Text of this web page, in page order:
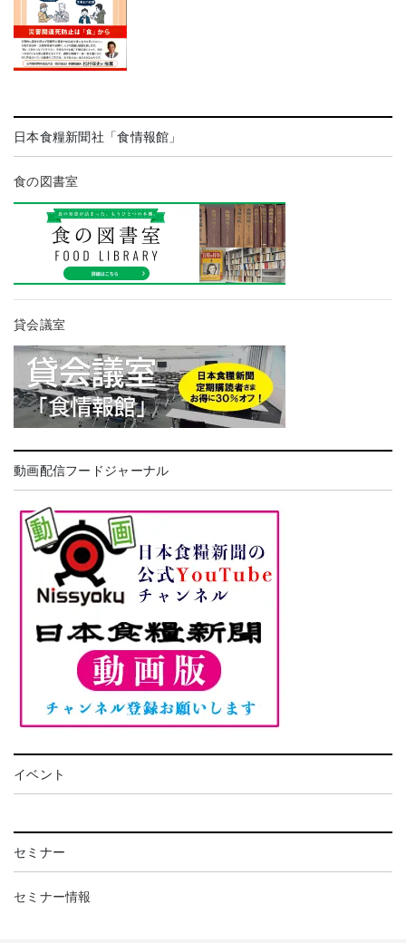
日本食糧新聞社「食情報館」
食の図書室
貸会議室
動画配信フードジャーナル
イベント
セミナー
セミナー情報